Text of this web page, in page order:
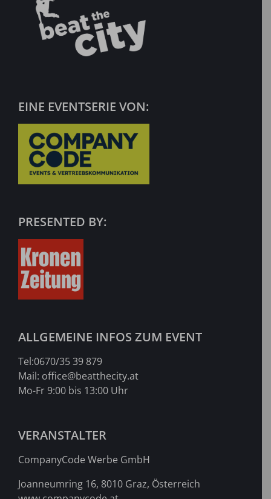
EINE EVENTSERIE VON:
PRESENTED BY:
ALLGEMEINE INFOS ZUM EVENT
Tel:0670/35 39 879
Mail: office@beatthecity.at
Mo-Fr 9:00 bis 13:00 Uhr
VERANSTALTER
CompanyCode Werbe GmbH
Joanneumring 16, 8010 Graz, Österreich